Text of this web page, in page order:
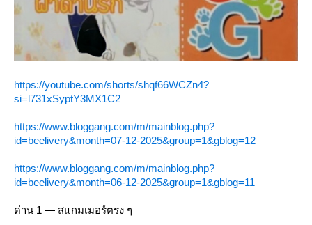
https://youtube.com/shorts/shqf66WCZn4?
si=l731xSyptY3MX1C2
https://www.bloggang.com/m/mainblog.php?
id=beelivery&month=07-12-2025&group=1&gblog=12
https://www.bloggang.com/m/mainblog.php?
id=beelivery&month=06-12-2025&group=1&gblog=11
ด่าน 1 — สแกมเมอร์ตรง ๆ